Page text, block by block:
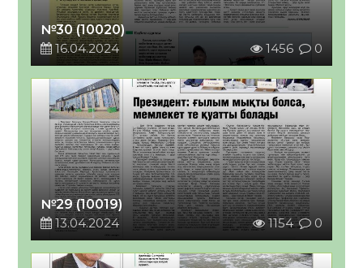
№30 (10020)
16.04.2024
1456 0
№29 (10019)
13.04.2024
1154 0